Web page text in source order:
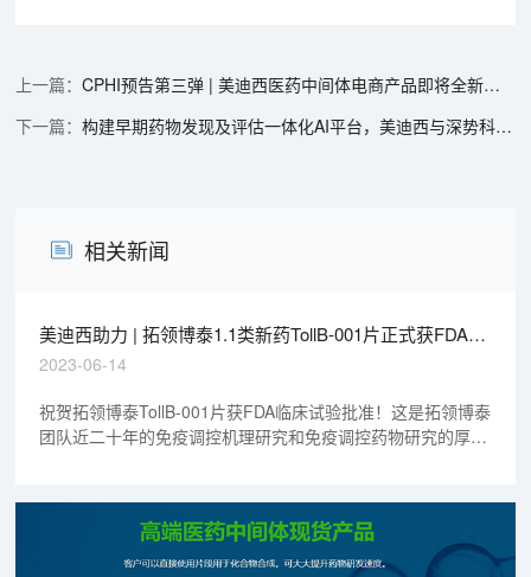
CPHI预告第三弹 | 美迪西医药中间体电商产品即将全新上线
构建早期药物发现及评估一体化AI平台，美迪西与深势科技达成战略合作
相关新闻
美迪西助力 | 拓领博泰1.1类新药TollB-001片正式获FDA临
床批准
2023-06-14
祝贺拓领博泰TollB-001片获FDA临床试验批准！这是拓领博泰
团队近二十年的免疫调控机理研究和免疫调控药物研究的厚积